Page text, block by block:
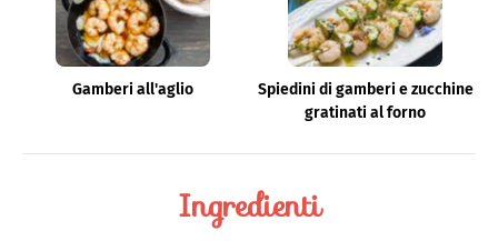
Gamberi all'aglio
Spiedini di gamberi e zucchine
gratinati al forno
Ingredienti